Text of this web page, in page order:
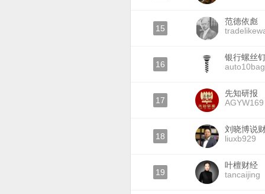
15
范德依彪
16
银行螺丝
17
先知研报
AGYW169
18
刘晓博说
liuxb929
19
叶檀财经
tancaijing